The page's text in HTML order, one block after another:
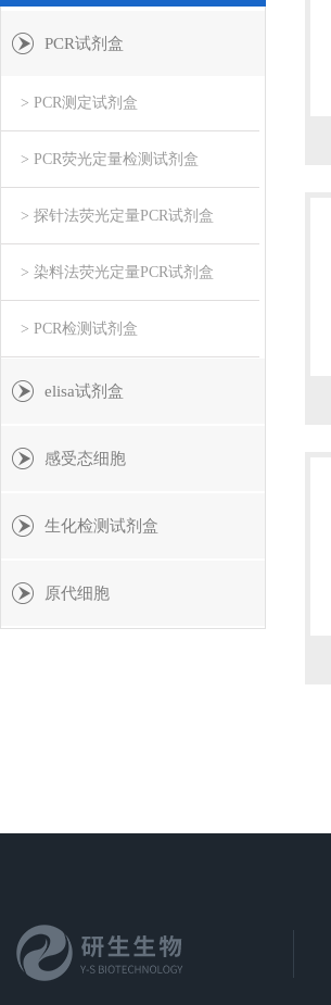
PCR试剂盒
> PCR测定试剂盒
> PCR荧光定量检测试剂盒
> 探针法荧光定量PCR试剂盒
> 染料法荧光定量PCR试剂盒
> PCR检测试剂盒
elisa试剂盒
感受态细胞
生化检测试剂盒
原代细胞